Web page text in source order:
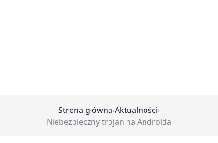
Strona główna›Aktualności›
Niebezpieczny trojan na Androida